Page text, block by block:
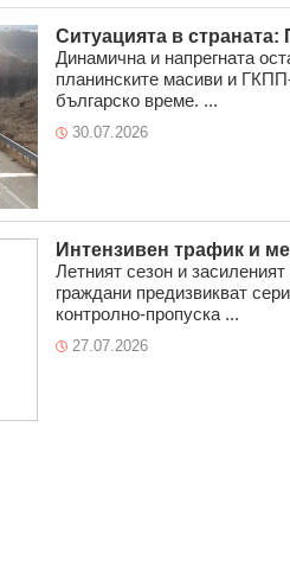
Ситуацията в
Динамична и напрегната
планинските масиви и
българско време. ...
30.07.2026
Интензивен трафик и
Летният сезон и
граждани предизвикват
контролно-пропуска ...
27.07.2026